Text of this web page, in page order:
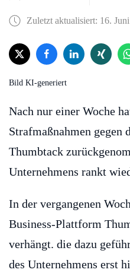
Zuletzt aktualisiert: 16.
Bild KI-generiert
Nach nur einer Woche
Strafmaßnahmen gegen
Thumbtack
Unternehmens rankt
In der vergangenen
Business-Plattform
verhängt. die dazu
des Unternehmens erst